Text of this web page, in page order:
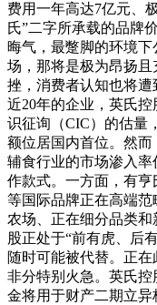
费用一年高达7亿元、
氏”二字所承载的品牌
晦气，最蹩脚的环境
场，那将是极为昂扬
挫，消费者认知也将
近20年的企业，英氏
识征询（CIC）的估量
额位居国内首位。然
辅食行业的市场渗入
作款式。一方面，有亨
等国际品牌正在高端
农场、正在细分品类
股正处于“前有虎、后
随时可能被代替。正
非分特别火急。英氏
金将用于财产二期立